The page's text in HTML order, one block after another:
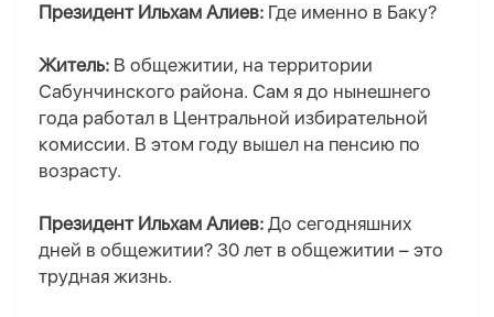
Президент Ильхам Алиев: Где именно в Баку?
Житель: В общежитии, на территории
Сабунчинского района. Сам я до нынешнего
года работал в Центральной избирательной
комиссии. В этом году вышел на пенсию по
возрасту.
Президент Ильхам Алиев: До сегодняшних
дней в общежитии? 30 лет в общежитии – это
трудная жизнь.